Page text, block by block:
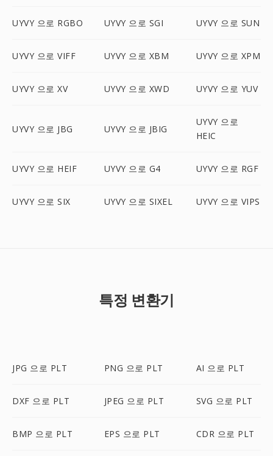
UYVY 으로 RGBO UYVY 으로 SGI UYVY 으로 SUN
UYVY 으로 VIFF UYVY 으로 XBM UYVY 으로 XPM
UYVY 으로 XV UYVY 으로 XWD UYVY 으로 YUV
UYVY 으로 JBG UYVY 으로 JBIG
UYVY 으로
HEIC
UYVY 으로 HEIF UYVY 으로 G4 UYVY 으로 RGF
UYVY 으로 SIX UYVY 으로 SIXEL UYVY 으로 VIPS
특정 변환기
JPG 으로 PLT PNG 으로 PLT AI 으로 PLT
DXF 으로 PLT JPEG 으로 PLT SVG 으로 PLT
BMP 으로 PLT EPS 으로 PLT CDR 으로 PLT